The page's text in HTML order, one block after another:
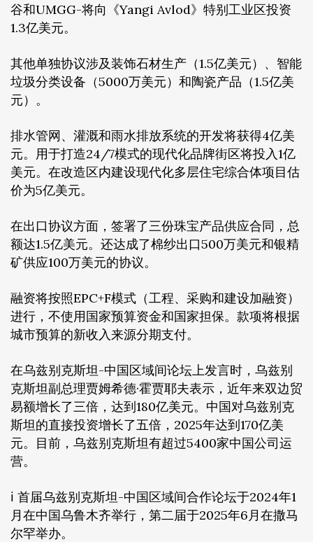
谷和UMGG-将向《Yangi Avlod》特别工业区投资
1.3亿美元。
其他单独协议涉及装饰石材生产（1.5亿美元）、智能
垃圾分类设备（5000万美元）和陶瓷产品（1.5亿美
元）。
排水管网、灌溉和雨水排放系统的开发将获得4亿美
元。用于打造24/7模式的现代化品牌街区将投入1亿
美元。在改造区内建设现代化多层住宅综合体项目估
价为5亿美元。
在出口协议方面，签署了三份珠宝产品供应合同，总
额达1.5亿美元。还达成了棉纱出口500万美元和银精
矿供应100万美元的协议。
融资将按照EPC+F模式（工程、采购和建设加融资）
进行，不使用国家预算资金和国家担保。款项将根据
城市预算的新收入来源分期支付。
在乌兹别克斯坦-中国区域间论坛上发言时，乌兹别
克斯坦副总理贾姆希德·霍贾耶夫表示，近年来双边贸
易额增长了三倍，达到180亿美元。中国对乌兹别克
斯坦的直接投资增长了五倍，2025年达到170亿美
元。目前，乌兹别克斯坦有超过5400家中国公司运
营。
ℹ️ 首届乌兹别克斯坦-中国区域间合作论坛于2024年1
月在中国乌鲁木齐举行，第二届于2025年6月在撒马
尔罕举办。